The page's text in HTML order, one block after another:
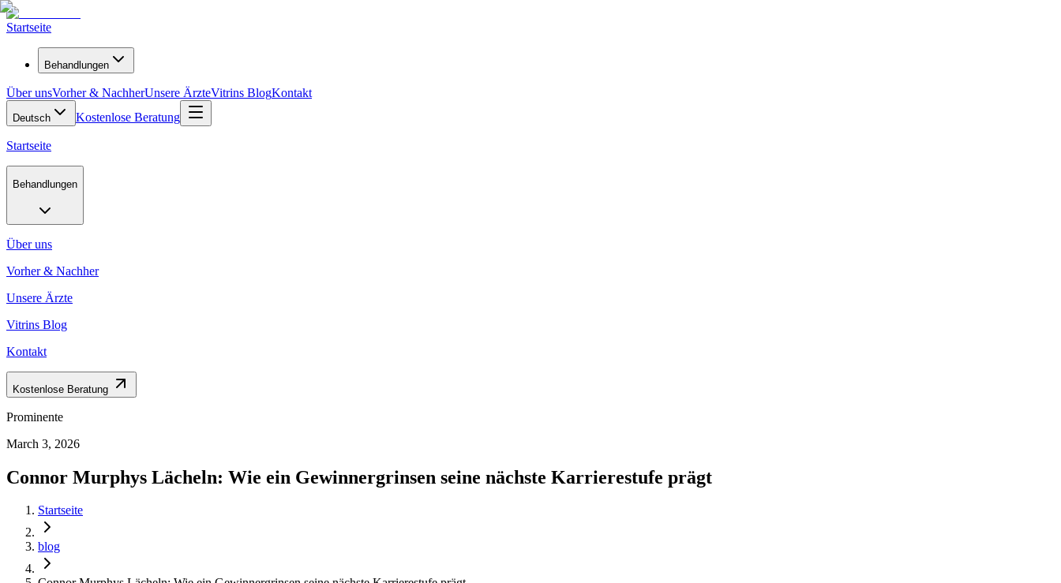
Startseite
Behandlungen
Über unsVorher & NachherUnsere ÄrzteVitrins BlogKontakt
Deutsch Kostenlose Beratung
Startseite
Behandlungen
Über uns
Vorher & Nachher
Unsere Ärzte
Vitrins Blog
Kontakt
Kostenlose Beratung
Prominente
March 3, 2026
Connor Murphys Lächeln: Wie ein Gewinnergrinsen seine nächste Karrierestufe prägt
Startseite
blog